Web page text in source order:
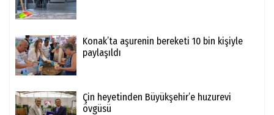
Konak’ta aşurenin bereketi 10 bin kişiyle
paylaşıldı
Çin heyetinden Büyükşehir’e huzurevi
övgüsü